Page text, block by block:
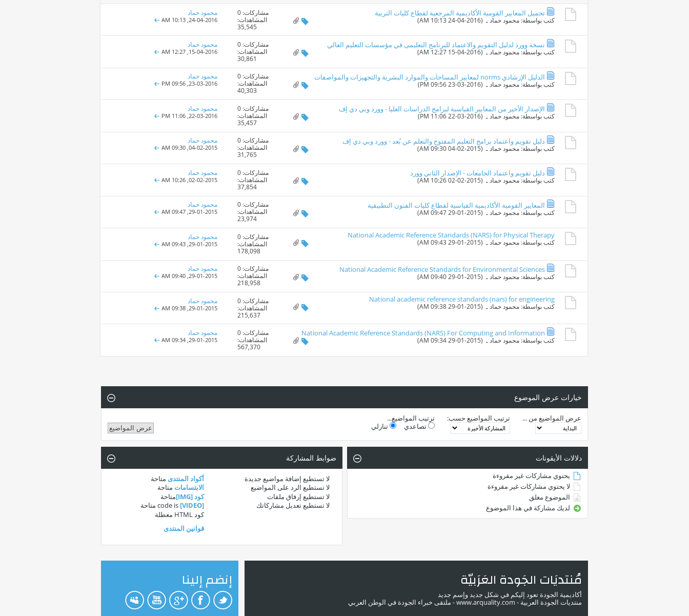
تحميل المعايير القومية الأكاديمية المرجعية لقطاع كليات التربية
كتب بواسطة: محمود حمادـ ‏ (24-04-2016 10:13 AM)
مشاركات: 0
المشاهدات:
35,545
محمود حماد
24-04-2016,
10:13 AM
نسخة وورد لدليل التقويم والاعتماد للبرنامج التعليمى في مؤسسات التعليم العالي
كتب بواسطة: محمود حمادـ ‏ (15-04-2016 12:27 AM)
مشاركات: 0
المشاهدات:
30,861
محمود حماد
15-04-2016,
12:27 AM
الدليل الإرشادي norms لمعايير المساحات والموارد البشرية والتجهيزات والمواصفات
كتب بواسطة:محمود حمادـ ‏ (23-03-2016 09:56 PM)
مشاركات: 0
المشاهدات:
40,303
محمود حماد
23-03-2016,
09:56 PM
الإصدار الأخير من المعايير القياسية لبرامج الدراسات العليا - وورد وبي دي إف
كتب بواسطة: محمود حمادـ ‏ (22-03-2016 11:06 PM)
مشاركات: 0
المشاهدات:
35,457
محمود حماد
22-03-2016,
11:06 PM
دليل تقويم واعتماد برامج التعليم المفتوح والتعلم عن بُعد - وورد وبي دي إف
كتب بواسطة: محمود حمادـ ‏ (04-02-2015 09:30 AM)
مشاركات: 0
المشاهدات:
31,765
محمود حماد
04-02-2015,
09:30 AM
دليل تقويم واعتماد الجامعات - الإصدار الثاني وورد
كتب بواسطة: محمود حمادـ ‏ (02-02-2015 10:26 AM)
مشاركات: 0
المشاهدات:
37,854
محمود حماد
02-02-2015,
10:26 AM
المعايير القومية الأكاديمية القياسية لقطاع كليات الفنون التطبيقية
كتب بواسطة: محمود حمادـ ‏ (29-01-2015 09:47 AM)
مشاركات: 0
المشاهدات:
23,974
محمود حماد
29-01-2015,
09:47 AM
National Academic Reference Standards (NARS) for Physical Therapy
كتب بواسطة: محمود حمادـ ‏ (29-01-2015 09:43 AM)
مشاركات: 0
المشاهدات:
178,098
محمود حماد
29-01-2015,
09:43 AM
National Academic Reference Standards for Environmental Sciences
كتب بواسطة: محمود حمادـ ‏ (29-01-2015 09:40 AM)
مشاركات: 0
المشاهدات:
218,958
محمود حماد
29-01-2015,
09:40 AM
National academic reference standards (nars) for engineering
كتب بواسطة: محمود حمادـ ‏ (29-01-2015 09:38 AM)
مشاركات: 0
المشاهدات:
215,637
محمود حماد
29-01-2015,
09:38 AM
National Academic Reference Standards (NARS) For Computing and Information
كتب بواسطة: محمود حمادـ ‏ (29-01-2015 09:34 AM)
مشاركات: 0
المشاهدات:
567,370
محمود حماد
29-01-2015,
09:34 AM
خيارات عرض الموضوع
عرض المواضيع من ... ترتيب المواضيع حسب:
ترتيب المواضيع...
تصاعدي
تنازلي
دلالات الأيقونات
يحتوي مشاركات غير مقروءة
لا يحتوي مشاركات غير مقروءة
الموضوع مغلق
لديك مشاركة في هذا الموضوع
ضوابط المشاركة
لا تستطيع إضافة مواضيع جديدة
لا تستطيع الرد على المواضيع
لا تستطيع إرفاق ملفات
لا تستطيعتعديل مشاركاتك
أكواد المنتدى متاحة
الابتسامات متاحة
كود [IMG]
متاحة
[VIDEO]
متاحة
كود HTML
معطلة
قوانين المنتدى
مُنتديَات الجَودة العَرَبيّة
أكاديمية الجودة تعود إليكم في شكل جديد وإسم جديد
منتديات الجودة العربية - www.arquality.com - ملتقى خبراء الجودة في الوطن العربي
إنضم إلينا